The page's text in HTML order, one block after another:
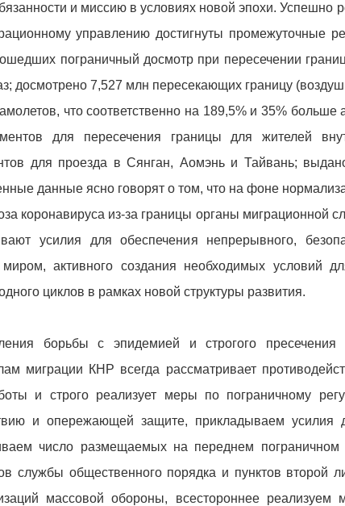
и миссию в условиях новой эпохи. Успешно
управлению достигнуты промежуточные
пограничный досмотр при пересечении
досмотрено 7,527 млн пересекающих границу
что соответственно на 189,5% и 35% больше
для пересечения границы для жителей
для проезда в Сянган, Аомэнь и Тайвань;
данные ясно говорят о том, что на фоне
коронавируса из-за границы органы миграционной
усилия для обеспечения непрерывного,
активного создания необходимых условий
циклов в рамках новой структуры развития.
борьбы с эпидемией и строгого пресечения
миграции КНР всегда рассматривает
и строго реализует меры по пограничному
и опережающей защите, прикладываем усилия
число размещаемых на переднем
службы общественного порядка и пунктов второй
массовой обороны, всестороннее реализуем